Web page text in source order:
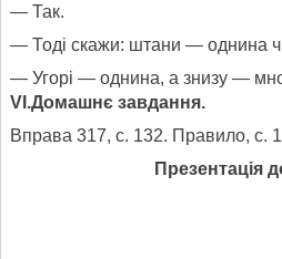
— Так.
— Тоді скажи: штани — однина
— Угорі — однина, а знизу —
VІ.Домашнє завдання.
Вправа 317, с. 132. Правило, с.
Презентація